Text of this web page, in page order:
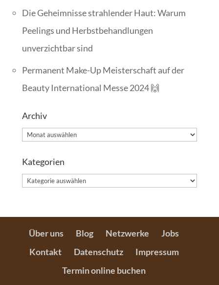
Die Geheimnisse strahlender Haut: Warum
Peelings und Herbstbehandlungen
unverzichtbar sind
Permanent Make-Up Meisterschaft auf der
Beauty International Messe 2024 🙌
Archiv
Archiv
Kategorien
Kategorien
Über uns Blog Netzwerke
Jobs
Kontakt
Datenschutz
Impressum
Termin online buchen